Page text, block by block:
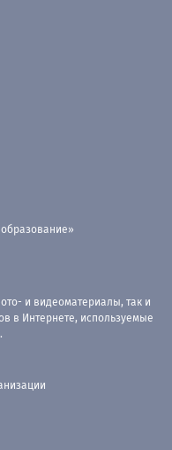
и видеоматериалы, так и
в Интернете, используемые